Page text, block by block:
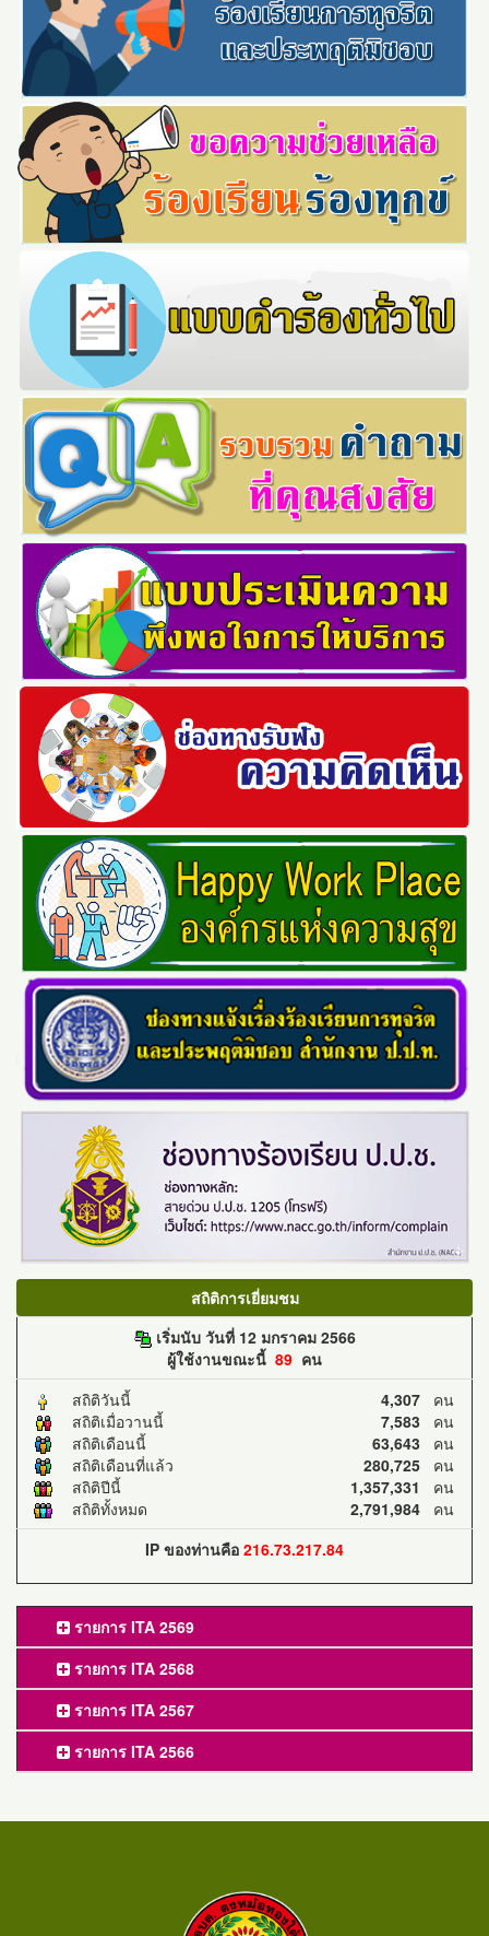
สถิติการเยี่ยมชม
เริ่มนับ วันที่ 12 มกราคม 2566
ผู้ใช้งานขณะนี้ 89 คน
สถิติวันนี้
4,307 คน
สถิติเมื่อวานนี้
7,583 คน
สถิติเดือนนี้
63,643 คน
สถิติเดือนที่แล้ว
280,725 คน
สถิติปีนี้
1,357,331 คน
สถิติทั้งหมด
2,791,984 คน
IP ของท่านคือ 216.73.217.84
รายการ ITA 2569
รายการ ITA 2568
รายการ ITA 2567
รายการ ITA 2566